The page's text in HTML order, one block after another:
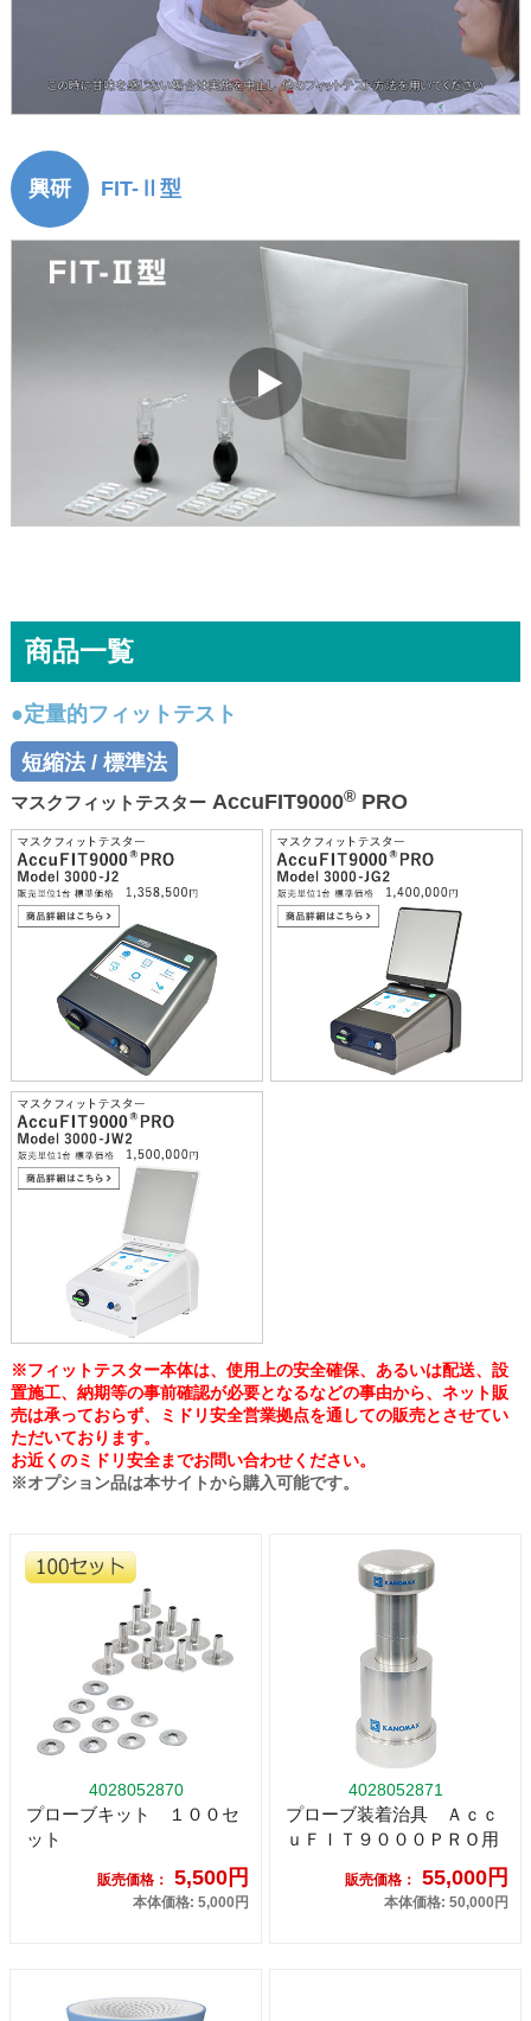
興研 FIT-Ⅱ型
商品一覧
●定量的フィットテスト
短縮法 / 標準法
マスクフィットテスター AccuFIT9000® PRO
※フィットテスター本体は、使用上の安全確保、あるいは配送、設
置施工、納期等の事前確認が必要となるなどの事由から、ネット販
売は承っておらず、ミドリ安全営業拠点を通しての販売とさせてい
ただいております。
お近くのミドリ安全までお問い合わせください。
※オプション品は本サイトから購入可能です。
4028052870
プローブキット １００セ
ット
販売価格： 5,500円
本体価格: 5,000円
4028052871
プローブ装着治具 Ａｃｃ
ｕＦＩＴ９０００ＰＲＯ用
販売価格： 55,000円
本体価格: 50,000円